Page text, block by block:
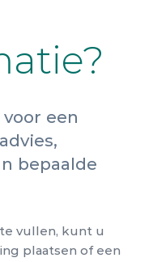
een
bepaalde
vullen, kunt u
plaatsen of een